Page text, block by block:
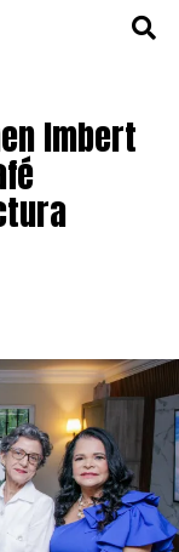
Imbert